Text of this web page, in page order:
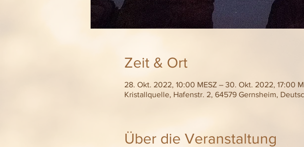
Zeit & Ort
28. Okt. 2022, 10:00 MESZ – 30. Okt. 2022, 17:00
Kristallquelle, Hafenstr. 2, 64579 Gernsheim,
Über die Veranstaltung